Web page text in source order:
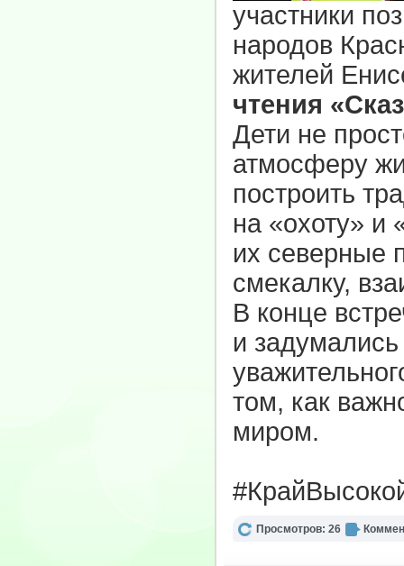
участники
народов
жителей
чтения
Дети не
атмосферу
построить
на «охоту» и
их северные
смекалку,
В конце
и
том, как
миром.
Просмотров: 26